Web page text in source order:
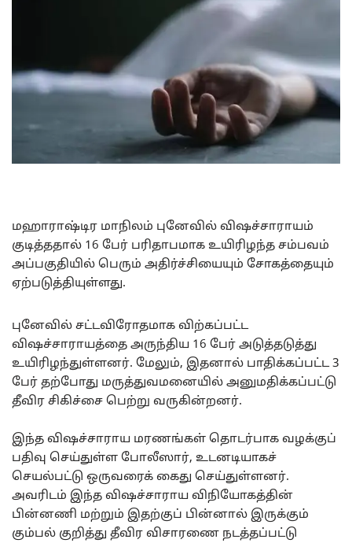
மஹாராஷ்டிர மாநிலம் புனேவில் விஷச்சாராயம்
குடித்ததால் 16 பேர் பரிதாபமாக உயிரிழந்த சம்பவம்
அப்பகுதியில் பெரும் அதிர்ச்சியையும் சோகத்தையும்
ஏற்படுத்தியுள்ளது.
புனேவில் சட்டவிரோதமாக விற்கப்பட்ட
விஷச்சாராயத்தை அருந்திய 16 பேர் அடுத்தடுத்து
உயிரிழந்துள்ளனர். மேலும், இதனால் பாதிக்கப்பட்ட 3
பேர் தற்போது மருத்துவமனையில் அனுமதிக்கப்பட்டு
தீவிர சிகிச்சை பெற்று வருகின்றனர்.
இந்த விஷச்சாராய மரணங்கள் தொடர்பாக வழக்குப்
பதிவு செய்துள்ள போலீஸார், உடனடியாகச்
செயல்பட்டு ஒருவரைக் கைது செய்துள்ளனர்.
அவரிடம் இந்த விஷச்சாராய விநியோகத்தின்
பின்னணி மற்றும் இதற்குப் பின்னால் இருக்கும்
கும்பல் குறித்து தீவிர விசாரணை நடத்தப்பட்டு